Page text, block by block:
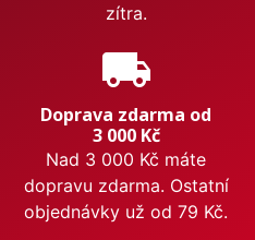
zítra.
local_shipping
Doprava zdarma od
3 000 Kč
Nad 3 000 Kč máte
dopravu zdarma. Ostatní
objednávky už od 79 Kč.